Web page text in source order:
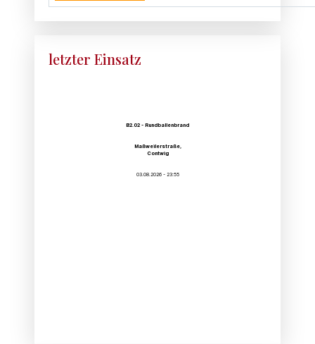
letzter Einsatz
B2.02 - Rundballenbrand
Maßweilerstraße,
Contwig
03.08.2026 - 23:55